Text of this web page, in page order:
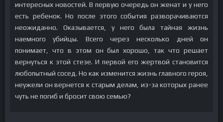
интересных новостей. В первую очередь он женат и у него
есть ребенок. Но после этого события разворачиваются
неожиданно. Оказывается, у него была тайная жизнь
наемного убийцы. Всего через несколько дней он
понимает, что в этом он был хорошо, так что решает
вернуться к этой стезе. И первой его жертвой становится
любопытный сосед. Но как изменится жизнь главного героя,
неужели он вернется к старым делам, из-за которых ранее
чуть не погиб и бросит свою семью?